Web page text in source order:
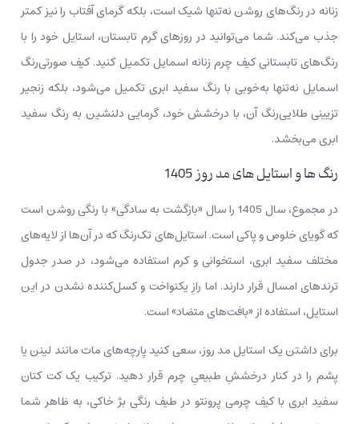
زنانه در رنگ‌های روشن نه‌تنها شیک است، بلکه گرمای آفتاب را نیز کمتر
جذب می‌کند. شما می‌توانید در روزهای گرم تابستان، استایل خود را با
رنگ‌های تابستانی کیف چرم زنانه اسمایل تکمیل کنید. کیف صورتی‌رنگ
اسمایل نه‌تنها به‌خوبی با رنگ سفید ابری تکمیل می‌شود، بلکه زنجیر
تزیینی طلایی‌رنگ آن، با درخشش خود، گرمایی دلنشین به رنگ سفید
ابری می‌بخشد.
رنگ ها و استایل های مد روز 1405
در مجموع، سال 1405 را سال «بازگشت به سادگی» با رنگی روشن است
که گویای خلوص و پاکی است. استایل‌های تک‌رنگ که در آن‌ها از لایه‌های
مختلف سفید ابری، استخوانی و کرم استفاده می‌شود، در صدر جدول
ترندهای امسال قرار دارند. اما رازِ یکنواخت و کسل‌کننده‌ نشدن در این
استایل، استفاده از «بافت‌های متضاد» است.
برای داشتن یک استایل مد روز، سعی کنید پارچه‌های مات مانند لینن یا
پشم را در کنار درخششِ طبیعیِ چرم قرار دهید. ترکیب یک کت کتان
سفید ابری با کیف چرمی پرونتو در طیف رنگی بژ خاکی، به ظاهر شما